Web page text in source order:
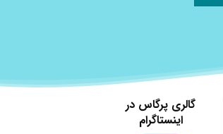
گالری پرگاس در
اینستاگرام